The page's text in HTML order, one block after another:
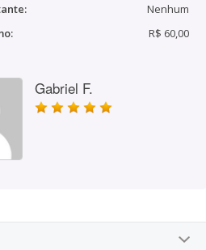
Nenhum
R$ 60,00
Gabriel F.